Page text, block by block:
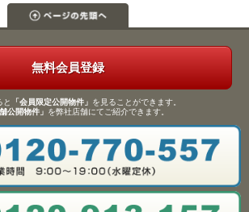
無料会員登録
と 「会員限定公開物件」 を見ることができます。
舗公開物件」 を弊社店舗にてご紹介できます。